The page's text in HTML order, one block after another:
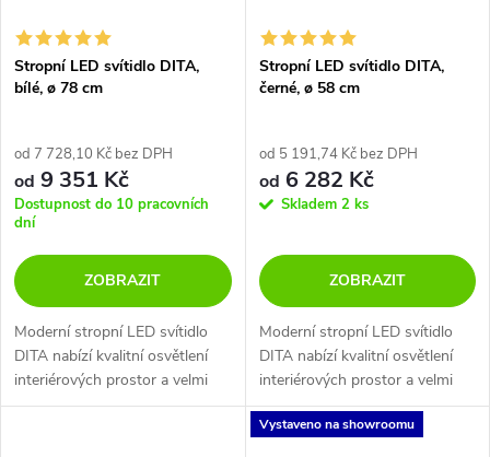
í
p
r
o
d
u
k
t
s
p
r
o
d
u
k
Stropní LED svítidlo DITA,
bílé, ø 78 cm
od 7 728,10 Kč bez DPH
od 9 351 Kč
Dostupnost do 10 pracovních
dní
ZOBRAZIT
Moderní stropní LED svítidlo
DITA nabízí kvalitní osvětlení
interiérových prostor a velmi
efektní rozptyl světla. Na výběr
Stropní LED svítidlo DITA,
černé, ø 58 cm
od 5 191,74 Kč bez DPH
od 6 282 Kč
Skladem 2 ks
ZOBRAZIT
Moderní stropní LED svítidlo
DITA nabízí kvalitní osvětlení
interiérových prostor a velmi
efektní rozptyl světla. Na výběr
ve 3 rozměrech a ve 2
Vystaveno na showroomu